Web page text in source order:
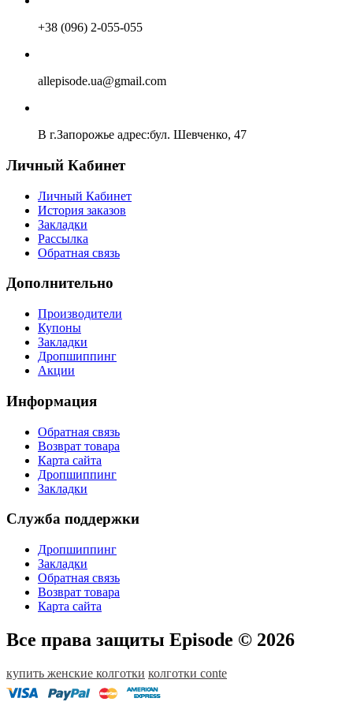
+38 (096) 2-055-055
allepisode.ua@gmail.com
В г.Запорожье адрес:бул. Шевченко, 47
Личный Кабинет
Личный Кабинет
История заказов
Закладки
Рассылка
Обратная связь
Дополнительно
Производители
Купоны
Закладки
Дропшиппинг
Акции
Информация
Обратная связь
Возврат товара
Карта сайта
Дропшиппинг
Закладки
Служба поддержки
Дропшиппинг
Закладки
Обратная связь
Возврат товара
Карта сайта
Все права защиты Episode © 2026
купить женские колготки колготки conte